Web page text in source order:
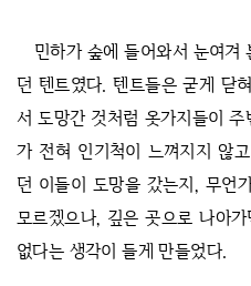
민하가 숲에 들어와서 눈여겨
던 텐트였다. 텐트들은 굳게 닫
서 도망간 것처럼 옷가지들이
가 전혀 인기척이 느껴지지 않
던 이들이 도망을 갔는지, 무언
모르겠으나, 깊은 곳으로 나아
없다는 생각이 들게 만들었다.